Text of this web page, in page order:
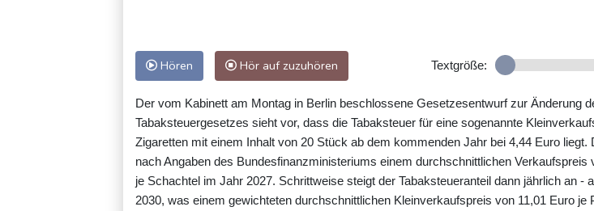
Hören Hör auf zuzuhören Textgröße:
Der vom Kabinett am Montag in Berlin beschlossene Gesetzesentwurf zur Änderung
Tabaksteuergesetzes sieht vor, dass die Tabaksteuer für eine sogenannte
Zigaretten mit einem Inhalt von 20 Stück ab dem kommenden Jahr bei 4,44 Euro liegt.
nach Angaben des Bundesfinanzministeriums einem durchschnittlichen Verkaufspreis
je Schachtel im Jahr 2027. Schrittweise steigt der Tabaksteueranteil dann jährlich an -
2030, was einem gewichteten durchschnittlichen Kleinverkaufspreis von 11,01 Euro je